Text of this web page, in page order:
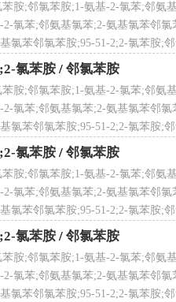
溶血作用。能损害肝脏和肾
胺;邻氯苯胺;1-氨基-2-氯苯;邻氨
氯苯;邻氨基氯苯;2-氨基氯苯邻
氯苯邻氯苯胺;95-51-2;2-氯苯胺;
氯苯胺 / 邻氯苯胺
胺;邻氯苯胺;1-氨基-2-氯苯;邻氨
氯苯;邻氨基氯苯;2-氨基氯苯邻
氯苯邻氯苯胺;95-51-2;2-氯苯胺;
氯苯胺 / 邻氯苯胺
胺;邻氯苯胺;1-氨基-2-氯苯;邻氨
氯苯;邻氨基氯苯;2-氨基氯苯邻
氯苯邻氯苯胺;95-51-2;2-氯苯胺;
氯苯胺 / 邻氯苯胺
胺;邻氯苯胺;1-氨基-2-氯苯;邻氨
氯苯;邻氨基氯苯;2-氨基氯苯邻
氯苯邻氯苯胺;95-51-2;2-氯苯胺;